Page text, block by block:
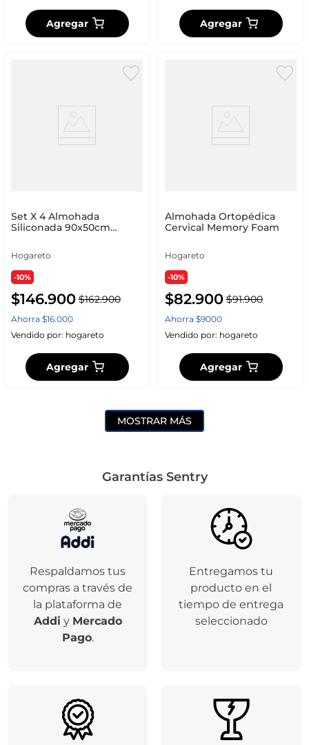
Agregar Agregar
Set X 4 Almohada
Siliconada 90x50cm
Hogareto
-10%
$146.900 $162.900
Ahorra $16.000
Vendido por: hogareto
Agregar
Almohada Ortopédica
Cervical Memory Foam
Hogareto
-10%
$82.900 $91.900
Ahorra $9000
Vendido por: hogareto
Agregar
MOSTRAR MÁS
Garantías Sentry
Respaldamos tus
compras a través de
la plataforma de
Addi y Mercado
Pago.
Entregamos tu
producto en el
tiempo de entrega
seleccionado